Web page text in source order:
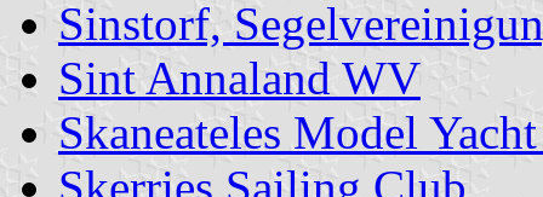
Sinstorf,
Sint Annaland WV
Skaneateles Model
Skerries Sailing Club